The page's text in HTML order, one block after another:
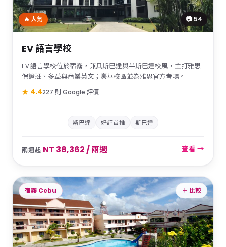
📷 54
🔥 人氣
EV 語言學校
EV 語言學校位於宿霧，兼具斯巴達與半斯巴達校風，主打雅思
保證班、多益與商業英文；豪華校區並為雅思官方考場。
★ 4.4227 則 Google 評價
斯巴達 好評首推 斯巴達
兩週起 NT 38,362 / 兩週 查看 →
宿霧 Cebu ＋ 比較